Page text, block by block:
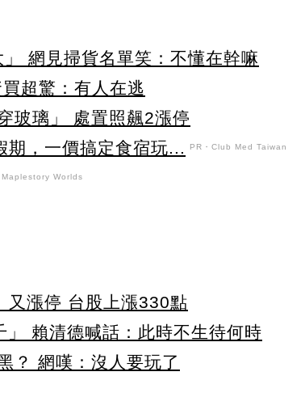
網見掃貨名單笑：不懂在幹嘛
超驚：有人在逃
玻璃」 處置照飆2漲停
，一價搞定食宿玩...
PR・Club Med Taiwan
Maplestory Worlds
又漲停 台股上漲330點
賴清德喊話：此時不生待何時
？ 網嘆：沒人要玩了